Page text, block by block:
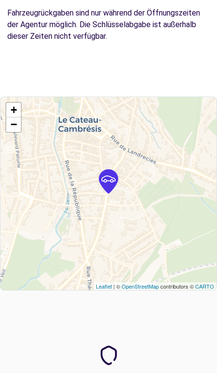
Fahrzeugrückgaben sind nur während der Öffnungszeiten
der Agentur möglich. Die Schlüsselabgabe ist außerhalb
dieser Zeiten nicht verfügbar.
+
−
Leaflet | ©OpenStreetMapcontributors ©CARTO